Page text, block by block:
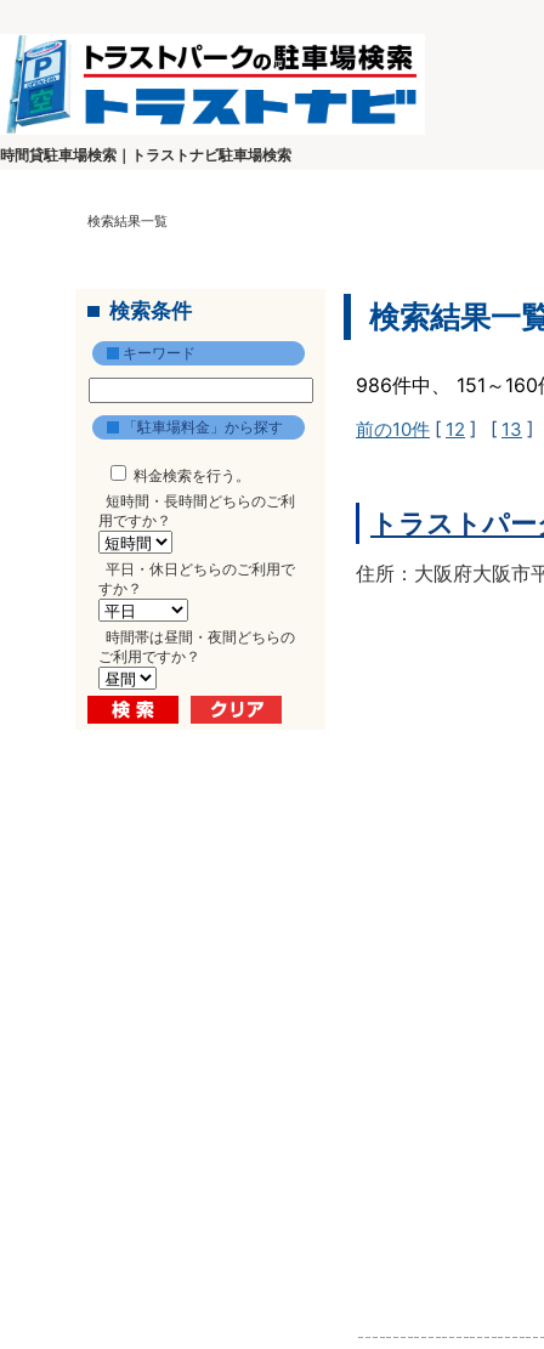
時間貸駐車場検索｜トラストナビ駐車場検索
検索結果一覧
検索条件
キーワード
「駐車場料金」から探す
料金検索を行う。
短時間・長時間どちらのご利
用ですか？
平日・休日どちらのご利用で
すか？
時間帯は昼間・夜間どちらの
ご利用ですか？
検索結果一
986件中、 151～
前の10件 [ 12 ] [ 13 ]
トラストパ
住所：大阪府大阪市